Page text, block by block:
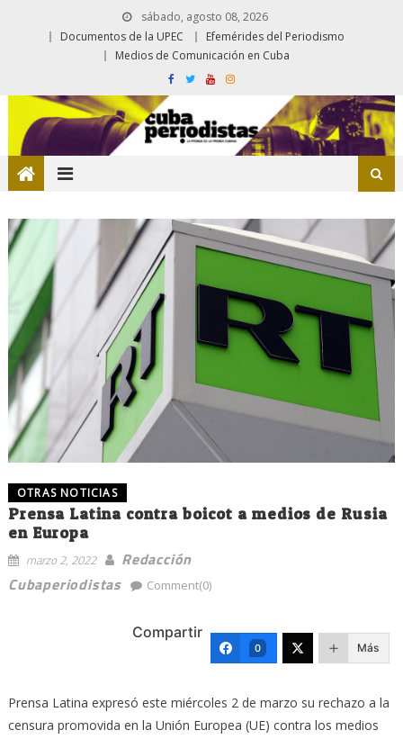
sábado, agosto 08, 2026
Documentos de la UPEC
Efemérides del Periodismo
Medios de Comunicación en Cuba
OTRAS NOTICIAS
Prensa Latina contra boicot a medios de Rusia
en Europa
marzo 2, 2022
Redacción
Cubaperiodistas
Comment(0)
Compartir
0 Más
Prensa Latina expresó este miércoles 2 de marzo su rechazo a la
censura promovida en la Unión Europea (UE) contra los medios